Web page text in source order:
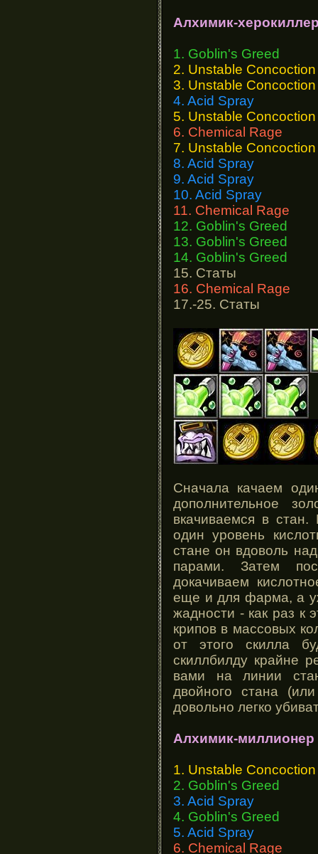
Алхимик-
1. Goblin's Greed
2. Unstable Concoction
3. Unstable Concoction
4. Acid Spray
5. Unstable Concoction
6. Chemical Rage
7. Unstable Concoction
8. Acid Spray
9. Acid Spray
10. Acid Spray
11. Chemical Rage
12. Goblin's Greed
13. Goblin's Greed
14. Goblin's Greed
15. Статы
16. Chemical Rage
17.-25. Статы
Сначала качаем
дополнительное
вкачиваемся в
один уровень
стане он вдоволь
парами. Затем
докачиваем
еще и для фарма, а
жадности - как раз к
крипов в массовых
от этого скилла
скиллбилду крайне
вами на линии
двойного стана
довольно легко
Алхимик-миллионер
1. Unstable Concoction
2. Goblin's Greed
3. Acid Spray
4. Goblin's Greed
5. Acid Spray
6. Chemical Rage